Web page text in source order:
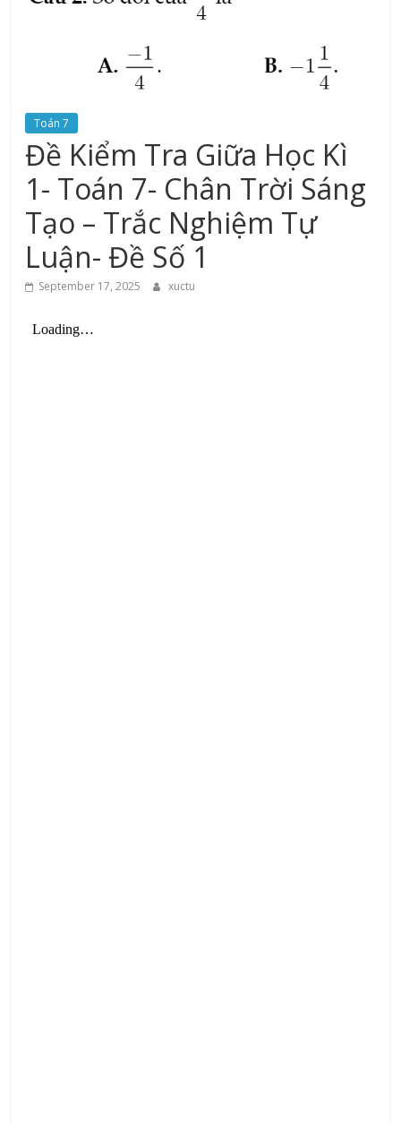
Toán 7
Đề Kiểm Tra Giữa Học Kì
1- Toán 7- Chân Trời Sáng
Tạo – Trắc Nghiệm Tự
Luận- Đề Số 1
September 17, 2025 xuctu